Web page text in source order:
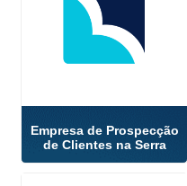
Empresa de Prospecção
de Clientes na Serra